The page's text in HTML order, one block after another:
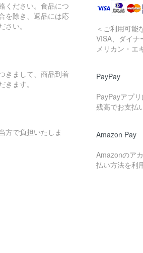
ください。食品につ
を除き、返品には応
さい。
きまして、商品到着
ます。
方で負担いたしま
＜ご利用可能
VISA、ダイナ
メリカン・エ
PayPay
PayPayアプ
残高でお支払
Amazon Pay
Amazonのア
払い方法を利